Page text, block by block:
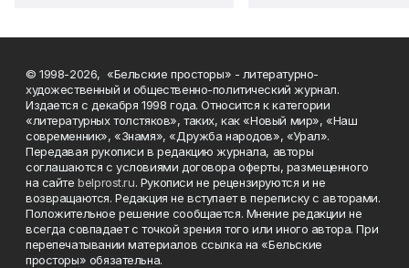
© 1998-2026, «Бельские просторы» - литературно-
художественный и общественно-политический журнал.
Издается с декабря 1998 года. Относится к категории
«литературных толстяков», таких, как «Новый мир», «Наш
современник», «Знамя», «Дружба народов», «Урал».
Передавая рукописи в редакцию журнала, авторы
соглашаются с условиями договора оферты, размещенного
на сайтеbelprost.ru. Рукописи не рецензируются и не
возвращаются. Редакция не вступает в переписку с авторами.
Положительное решение сообщается. Мнение редакции не
всегда совпадает с точкой зрения того или иного автора. При
перепечатывании материалов ссылка на «Бельские
просторы» обязательна.